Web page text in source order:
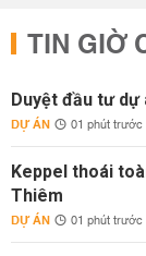
TIN GIỜ
Duyệt đầu tư dự
DỰ ÁN 01 phút trước
Keppel thoái
Thiêm
DỰ ÁN 01 phút trước